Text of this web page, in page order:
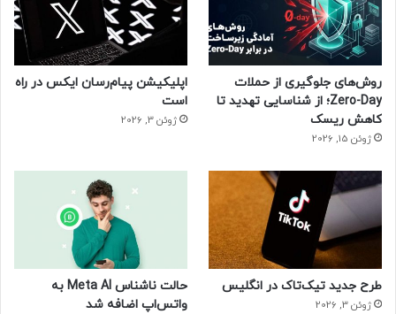
روش‌های جلوگیری از حملات
Zero-Day؛ از شناسایی تهدید تا
کاهش ریسک
ژوئن 15, 2026
اپلیکیشن پیام‌رسان ایکس در راه
است
ژوئن 3, 2026
طرح جدید تیک‌تاک در انگلیس
ژوئن 3, 2026
حالت ناشناس Meta AI به
واتس‌اپ اضافه شد